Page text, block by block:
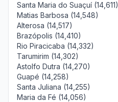
Santa Maria do Suaçuí (14,611)
Matias Barbosa (14,548)
Alterosa (14,517)
Brazópolis (14,410)
Rio Piracicaba (14,332)
Tarumirim (14,302)
Astolfo Dutra (14,270)
Guapé (14,258)
Santa Juliana (14,255)
Maria da Fé (14,056)